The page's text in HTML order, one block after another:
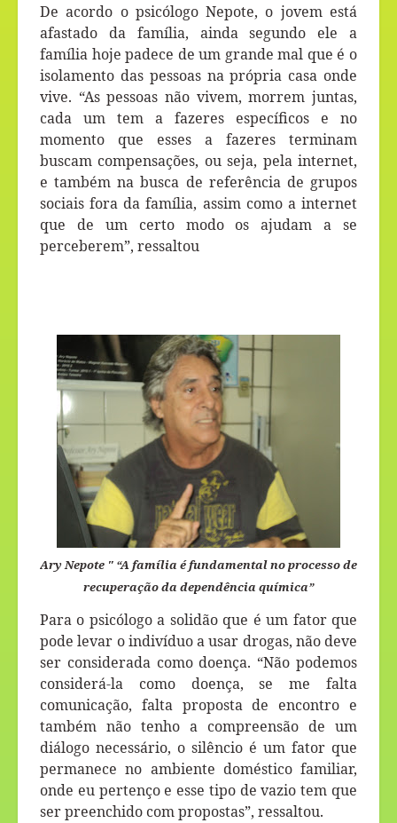
De acordo o psicólogo Nepote, o jovem está
afastado da família, ainda segundo ele a
família hoje padece de um grande mal que é o
isolamento das pessoas na própria casa onde
vive. “As pessoas não vivem, morrem juntas,
cada um tem a fazeres específicos e no
momento que esses a fazeres terminam
buscam compensações, ou seja, pela internet,
e também na busca de referência de grupos
sociais fora da família, assim como a internet
que de um certo modo os ajudam a se
perceberem”, ressaltou
Ary Nepote " “A família é fundamental no processo de
recuperação da dependência química”
Para o psicólogo a solidão que é um fator que
pode levar o indivíduo a usar drogas, não deve
ser considerada como doença. “Não podemos
considerá-la como doença, se me falta
comunicação, falta proposta de encontro e
também não tenho a compreensão de um
diálogo necessário, o silêncio é um fator que
permanece no ambiente doméstico familiar,
onde eu pertenço e esse tipo de vazio tem que
ser preenchido com propostas”, ressaltou.